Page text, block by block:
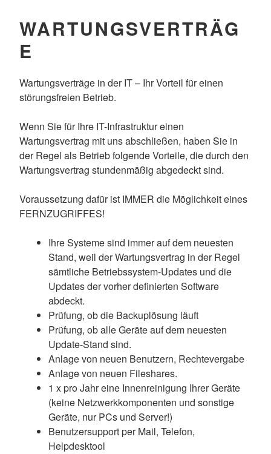
WARTUNGSVERTRÄG
E
Wartungsverträge in der IT – Ihr Vorteil für einen
störungsfreien Betrieb.
Wenn Sie für Ihre IT-Infrastruktur einen
Wartungsvertrag mit uns abschließen, haben Sie in
der Regel als Betrieb folgende Vorteile, die durch den
Wartungsvertrag stundenmäßig abgedeckt sind.
Voraussetzung dafür ist IMMER die Möglichkeit eines
FERNZUGRIFFES!
Ihre Systeme sind immer auf dem neuesten
Stand, weil der Wartungsvertrag in der Regel
sämtliche Betriebssystem-Updates und die
Updates der vorher definierten Software
abdeckt.
Prüfung, ob die Backuplösung läuft
Prüfung, ob alle Geräte auf dem neuesten
Update-Stand sind.
Anlage von neuen Benutzern, Rechtevergabe
Anlage von neuen Fileshares.
1 x pro Jahr eine Innenreinigung Ihrer Geräte
(keine Netzwerkkomponenten und sonstige
Geräte, nur PCs und Server!)
Benutzersupport per Mail, Telefon,
Helpdesktool